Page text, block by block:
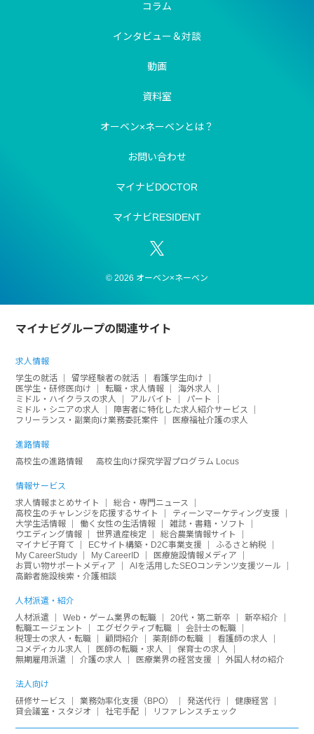
コラム
インタビュー＆対談
動画
資料室
オーベン×ネーベンとは？
お問い合わせ
マイナビDOCTOR
マイナビRESIDENT
© 2026 オーベン×ネーベン
マイナビグループの関連サイト
求人情報
学生の就活
留学経験者の就活
看護学生向け
医学生・研修医向け
転職・求人情報
海外求人
ミドル・ハイクラスの求人
アルバイト
パート
ミドル・シニアの求人
障害者に特化した求人紹介サービス
フリーランス・副業向け業務委託案件
医療福祉介護の求人
進路情報
高校生の進路情報
高校生向け探究学習プログラム Locus
情報サービス
求人情報まとめサイト
総合・専門ニュース
高校生のチャレンジを応援するサイト
ティーンマーケティング支援
大学生活情報
働く女性の生活情報
雑誌・書籍・ソフト
ウエディング情報
世界遺産検定
総合農業情報サイト
マイナビ子育て
ECサイト構築・D2C事業支援
ふるさと納税
My CareerStudy
My CareerID
医療施設情報メディア
お買い物サポートメディア
AIを活用したSEOコンテンツ支援ツール
高齢者施設検索・介護相談
人材派遣・紹介
人材派遣
Web・ゲーム業界の転職 20代・第二新卒
新卒紹介
転職エージェント
エグゼクティブ転職
会計士の転職
税理士の求人・転職
顧問紹介 薬剤師の転職
看護師の求人
コメディカル求人
医師の転職・求人
保育士の求人
無期雇用派遣
介護の求人 医療業界の経営支援 外国人材の紹介
法人向け
研修サービス
業務効率化支援（BPO） 発送代行
健康経営
貸会議室・スタジオ
社宅手配 リファレンスチェック